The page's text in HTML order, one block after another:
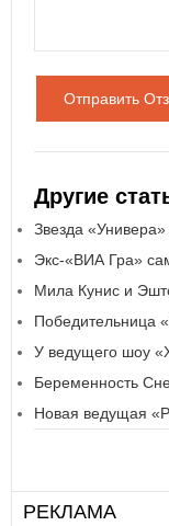
Отправить
Другие
Звезда
Экс-«ВИА Гра»
Мила Кунис и
Победительница
У ведущего шоу
Беременность
Новая ведущая
РЕКЛАМА